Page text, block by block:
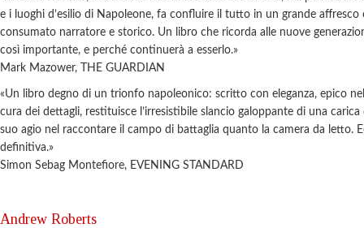
e i luoghi d’esilio di Napoleone, fa confluire il tutto in un grande affresco
consumato narratore e storico. Un libro che ricorda alle nuove
così importante, e perché continuerà a esserlo.»
Mark Mazower, THE GUARDIAN
«Un libro degno di un trionfo napoleonico: scritto con eleganza, epico
cura dei dettagli, restituisce l’irresistibile slancio galoppante di una carica
suo agio nel raccontare il campo di battaglia quanto la camera da letto.
definitiva.»
Simon Sebag Montefiore, EVENING STANDARD
Andrew Roberts